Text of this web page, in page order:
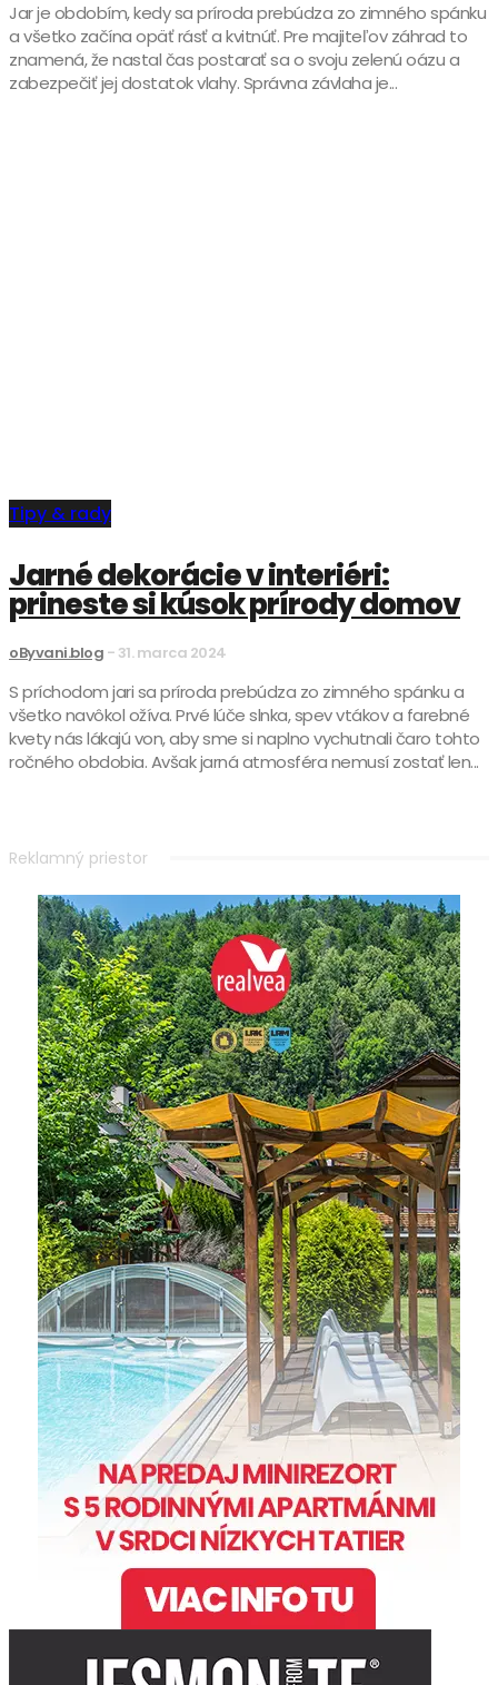
Jar je obdobím, kedy sa príroda prebúdza zo zimného spánku
a všetko začína opäť rásť a kvitnúť. Pre majiteľov záhrad to
znamená, že nastal čas postarať sa o svoju zelenú oázu a
zabezpečiť jej dostatok vlahy. Správna závlaha je...
Tipy & rady
Jarné dekorácie v interiéri:
prineste si kúsok prírody domov
oByvani.blog - 31. marca 2024
S príchodom jari sa príroda prebúdza zo zimného spánku a
všetko navôkol ožíva. Prvé lúče slnka, spev vtákov a farebné
kvety nás lákajú von, aby sme si naplno vychutnali čaro tohto
ročného obdobia. Avšak jarná atmosféra nemusí zostať len...
Reklamný priestor